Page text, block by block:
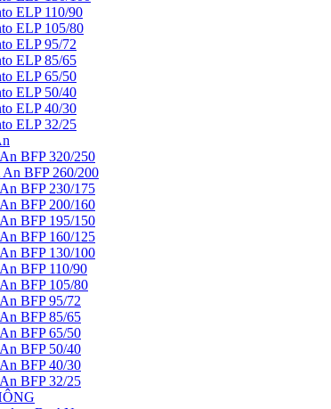
ELP 110/90
ELP 105/80
ELP 95/72
ELP 85/65
ELP 65/50
ELP 50/40
ELP 40/30
ELP 32/25
BFP 320/250
BFP 260/200
BFP 230/175
BFP 200/160
BFP 195/150
BFP 160/125
BFP 130/100
BFP 110/90
BFP 105/80
BFP 95/72
BFP 85/65
BFP 65/50
BFP 50/40
BFP 40/30
BFP 32/25